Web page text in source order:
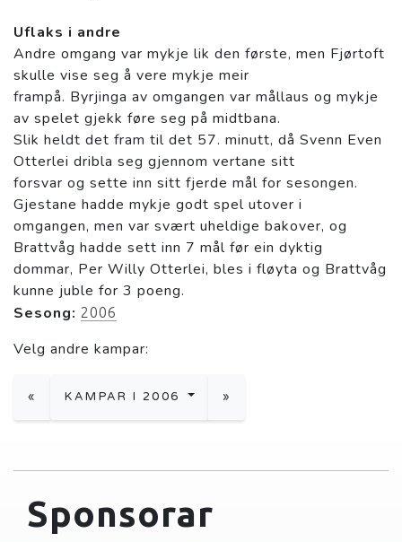
Uflaks i andre
Andre omgang var mykje lik den første, men Fjørtoft
skulle vise seg å vere mykje meir
frampå. Byrjinga av omgangen var mållaus og mykje
av spelet gjekk føre seg på midtbana.
Slik heldt det fram til det 57. minutt, då Svenn Even
Otterlei dribla seg gjennom vertane sitt
forsvar og sette inn sitt fjerde mål for sesongen.
Gjestane hadde mykje godt spel utover i
omgangen, men var svært uheldige bakover, og
Brattvåg hadde sett inn 7 mål før ein dyktig
dommar, Per Willy Otterlei, bles i fløyta og Brattvåg
kunne juble for 3 poeng.
Sesong: 2006
Velg andre kampar:
« KAMPAR I 2006 »
Sponsorar